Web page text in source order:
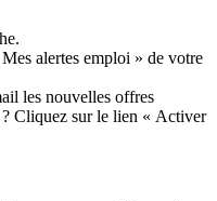
alertes emploi » de votre
les nouvelles offres
Cliquez sur le lien « Activer